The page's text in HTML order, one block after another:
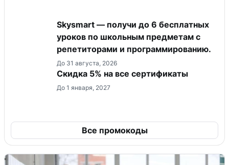
Skysmart — получи до 6 бесплатных
уроков по школьным предметам с
репетиторами и программированию.
До 31 августа, 2026
Скидка 5% на все сертификаты
До 1 января, 2027
Все промокоды